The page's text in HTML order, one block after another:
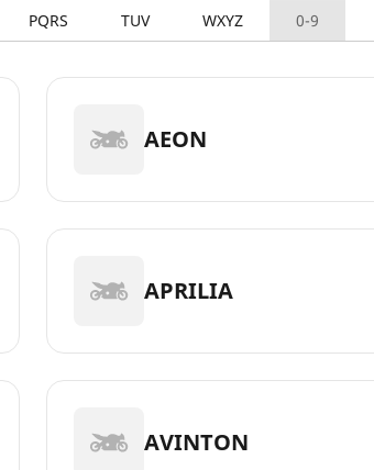
PQRS TUV WXYZ 0-9
AEON
APRILIA
AVINTON